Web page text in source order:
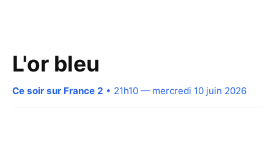
L'or bleu
Ce soir sur France 2 • 21h10 — mercredi 10 juin 2026